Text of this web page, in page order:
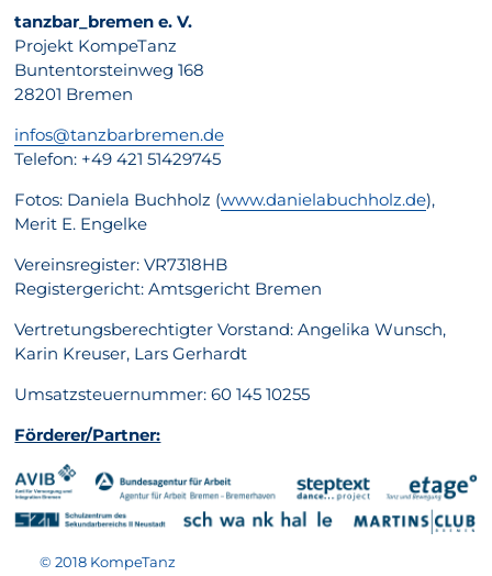
tanzbar_bremen e. V.
Projekt KompeTanz
Buntentorsteinweg 168
28201 Bremen
infos@tanzbarbremen.de
Telefon: +49 421 51429745
Fotos: Daniela Buchholz (www.danielabuchholz.de),
Merit E. Engelke
Vereinsregister: VR7318HB
Registergericht: Amtsgericht Bremen
Vertretungsberechtigter Vorstand: Angelika Wunsch,
Karin Kreuser, Lars Gerhardt
Umsatzsteuernummer: 60 145 10255
Förderer/Partner:
© 2018 KompeTanz